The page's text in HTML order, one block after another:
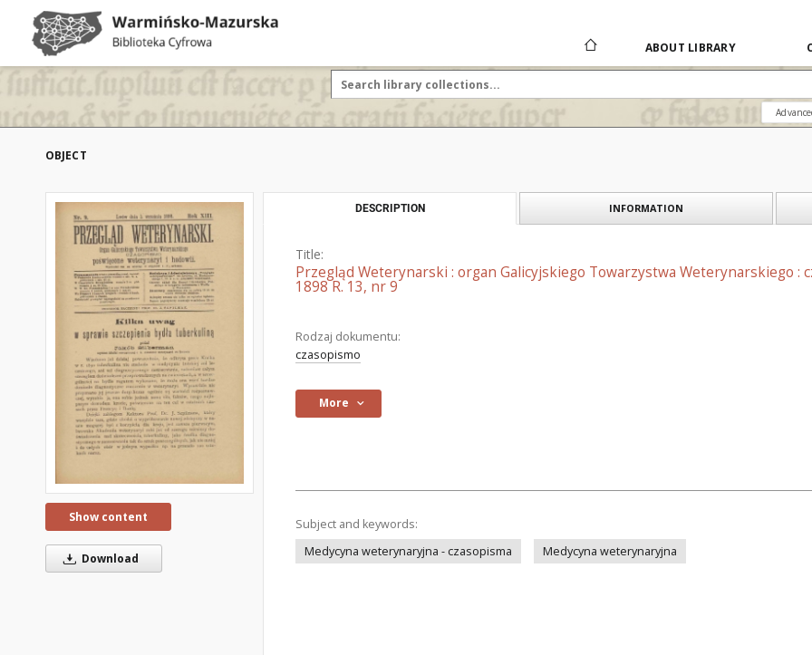
ABOUT LIBRARY
OBJECT
Show content
Download
DESCRIPTION INFORMATION
Title:
Przegląd Weterynarski : organ Galicyjskiego Towarzystwa Weterynarskiego :
1898 R. 13, nr 9
Rodzaj dokumentu:
czasopismo
More
Subject and keywords:
Medycyna weterynaryjna - czasopisma
Medycyna weterynaryjna